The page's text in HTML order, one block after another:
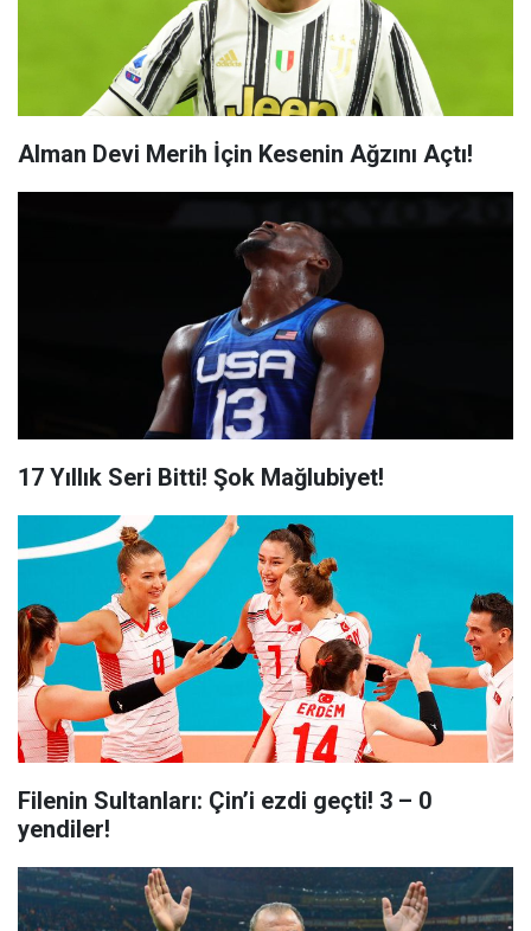
Alman Devi Merih İçin Kesenin Ağzını Açtı!
17 Yıllık Seri Bitti! Şok Mağlubiyet!
Filenin Sultanları: Çin’i ezdi geçti! 3 – 0
yendiler!